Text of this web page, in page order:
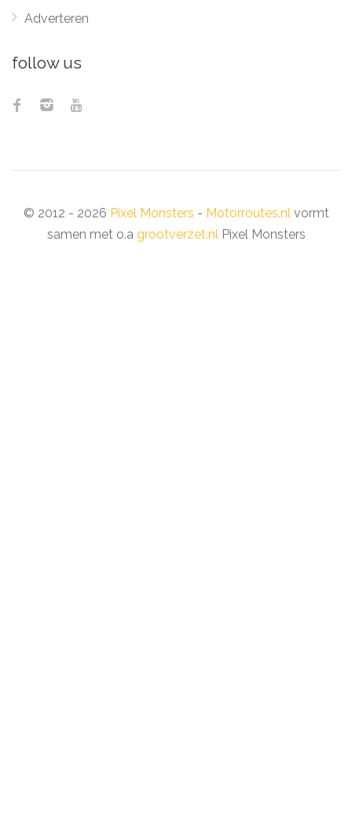
Adverteren
follow us
© 2012 - 2026 Pixel Monsters - Motorroutes.nlvormt
samen met o.a grootverzet.nlPixel Monsters